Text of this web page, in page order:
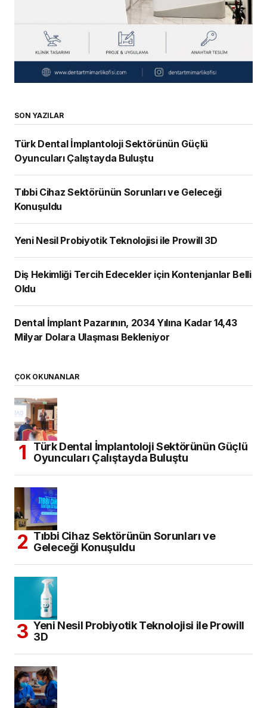
SON YAZILAR
Türk Dental İmplantoloji Sektörünün Güçlü
Oyuncuları Çalıştayda Buluştu
Tıbbi Cihaz Sektörünün Sorunları ve Geleceği
Konuşuldu
Yeni Nesil Probiyotik Teknolojisi ile Prowill 3D
Diş Hekimliği Tercih Edecekler için Kontenjanlar Belli
Oldu
Dental İmplant Pazarının, 2034 Yılına Kadar 14,43
Milyar Dolara Ulaşması Bekleniyor
ÇOK OKUNANLAR
Türk Dental İmplantoloji Sektörünün Güçlü
Oyuncuları Çalıştayda Buluştu
Tıbbi Cihaz Sektörünün Sorunları ve
Geleceği Konuşuldu
Yeni Nesil Probiyotik Teknolojisi ile Prowill
3D